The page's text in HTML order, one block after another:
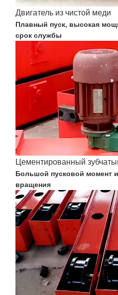
Главная
Страница
Продукция
Наша
Контроль
Двигатель из чистой меди
Плавный пуск, высокая
срок службы
Цементированный
Большой пусковой момент
вращения